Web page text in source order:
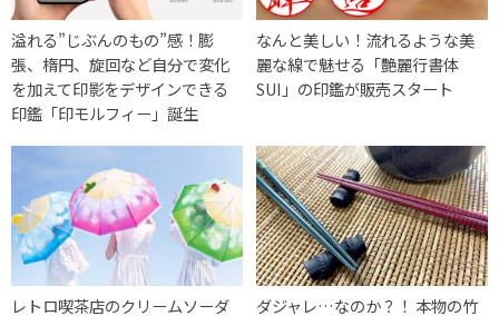
溢れる”じぶんのもの”感！膨
張、楕円、旋回など自分で変化
を加えて印影をデザインできる
印鑑「印モルフィー」誕生
なんと美しい！流れるような美
麗な線で魅せる「艶麗行書体
SUI」の印鑑が販売スタート
レトロ喫茶店のクリームソーダ ダジャレ…なのか？！ 本物の竹